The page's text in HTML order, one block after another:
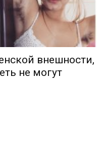
внешности,
не могут